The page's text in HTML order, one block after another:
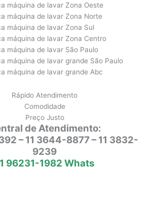
máquina de lavar Zona Oeste
máquina de lavar Zona Norte
máquina de lavar Zona Sul
máquina de lavar Zona Centro
máquina de lavar São Paulo
máquina de lavar grande São Paulo
máquina de lavar grande Abc
Rápido Atendimento
Comodidade
Preço Justo
de Atendimento:
– 11 3644-8877 – 11 3832-
9239
96231-1982 Whats